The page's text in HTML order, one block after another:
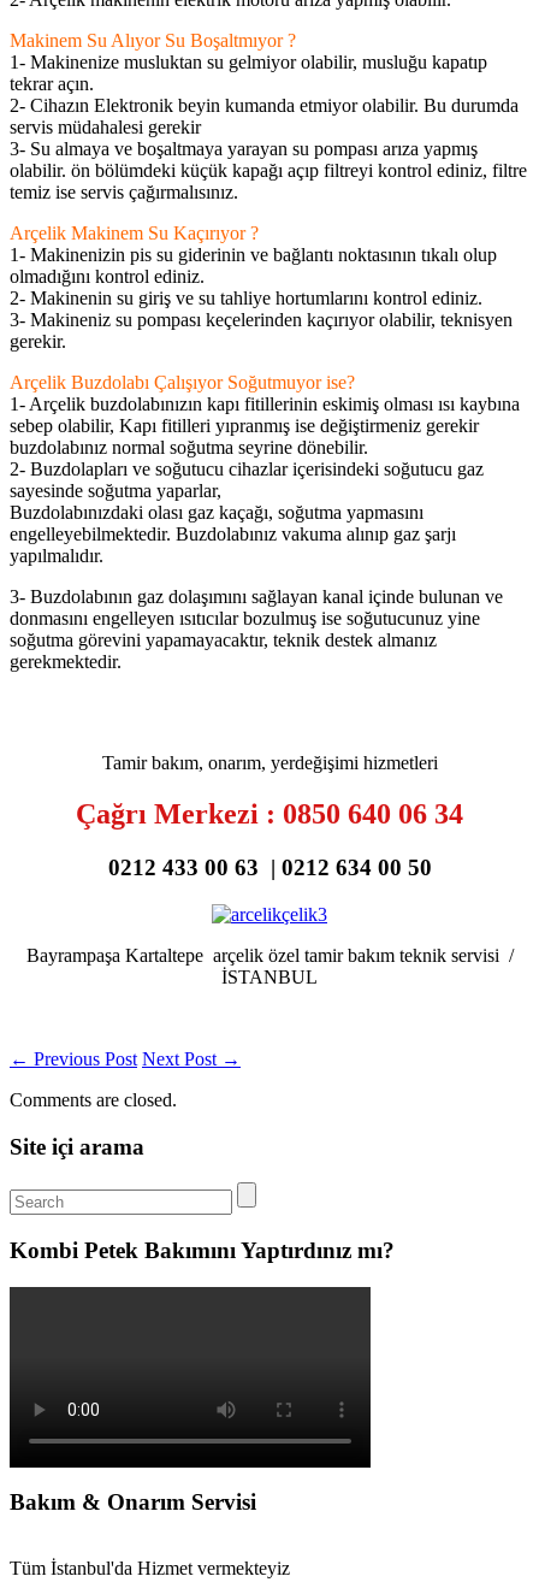
Makinem Su Alıyor Su Boşaltmıyor ?
1- Makinenize musluktan su gelmiyor olabilir, musluğu kapatıp
tekrar açın.
2- Cihazın Elektronik beyin kumanda etmiyor olabilir. Bu durumda
servis müdahalesi gerekir
3- Su almaya ve boşaltmaya yarayan su pompası arıza yapmış
olabilir. ön bölümdeki küçük kapağı açıp filtreyi kontrol ediniz, filtre
temiz ise servis çağırmalısınız.
Arçelik Makinem Su Kaçırıyor ?
1- Makinenizin pis su giderinin ve bağlantı noktasının tıkalı olup
olmadığını kontrol ediniz.
2- Makinenin su giriş ve su tahliye hortumlarını kontrol ediniz.
3- Makineniz su pompası keçelerinden kaçırıyor olabilir, teknisyen
gerekir.
Arçelik Buzdolabı Çalışıyor Soğutmuyor ise?
1- Arçelik buzdolabınızın kapı fitillerinin eskimiş olması ısı kaybına
sebep olabilir, Kapı fitilleri yıpranmış ise değiştirmeniz gerekir
buzdolabınız normal soğutma seyrine dönebilir.
2- Buzdolapları ve soğutucu cihazlar içerisindeki soğutucu gaz
sayesinde soğutma yaparlar,
Buzdolabınızdaki olası gaz kaçağı, soğutma yapmasını
engelleyebilmektedir. Buzdolabınız vakuma alınıp gaz şarjı
yapılmalıdır.
3- Buzdolabının gaz dolaşımını sağlayan kanal içinde bulunan ve
donmasını engelleyen ısıtıcılar bozulmuş ise soğutucunuz yine
soğutma görevini yapamayacaktır, teknik destek almanız
gerekmektedir.
Tamir bakım, onarım, yerdeğişimi hizmetleri
Çağrı Merkezi : 0850 640 06 34
0212 433 00 63 | 0212 634 00 50
Bayrampaşa Kartaltepe arçelik özel tamir bakım teknik servisi /
İSTANBUL
← Previous Post Next Post →
Comments are closed.
Site içi arama
Kombi Petek Bakımını Yaptırdınız mı?
Bakım & Onarım Servisi
Tüm İstanbul'da Hizmet vermekteyiz